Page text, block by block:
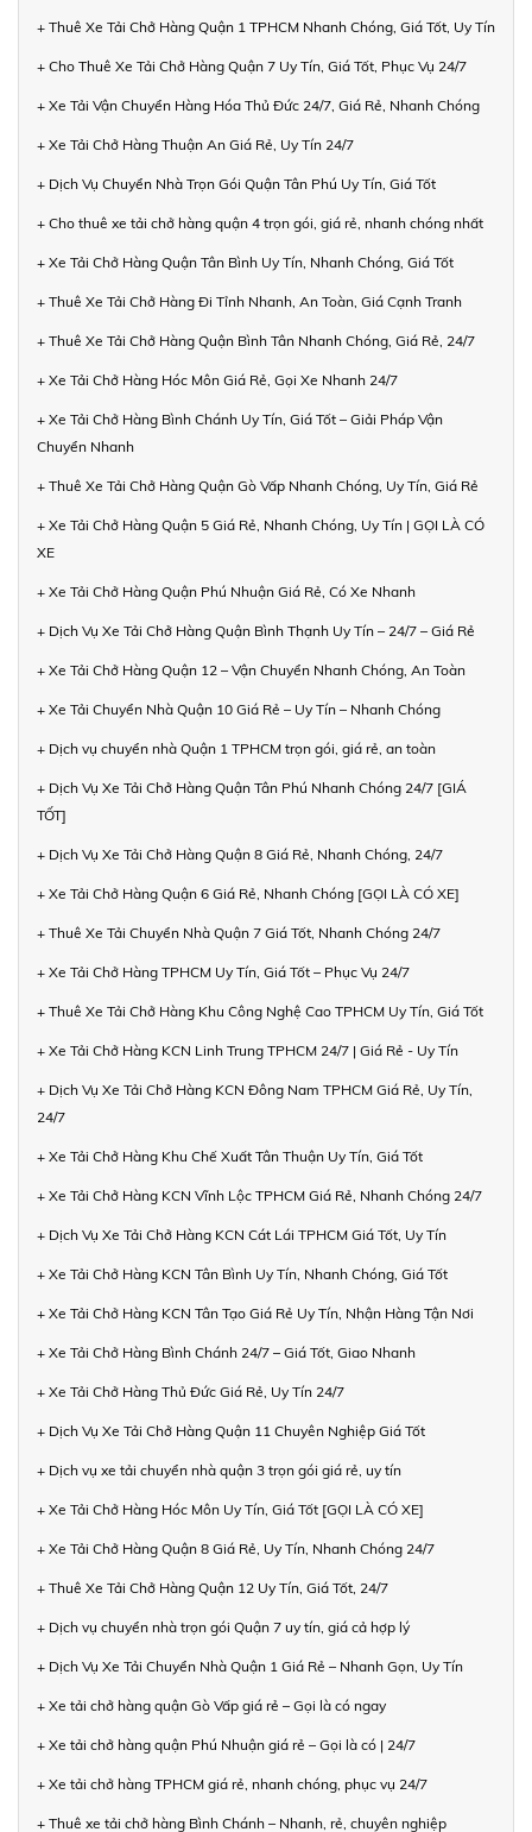
+ Thuê Xe Tải Chở Hàng Quận 1 TPHCM Nhanh Chóng, Giá Tốt, Uy Tín
+ Cho Thuê Xe Tải Chở Hàng Quận 7 Uy Tín, Giá Tốt, Phục Vụ 24/7
+ Xe Tải Vận Chuyển Hàng Hóa Thủ Đức 24/7, Giá Rẻ, Nhanh Chóng
+ Xe Tải Chở Hàng Thuận An Giá Rẻ, Uy Tín 24/7
+ Dịch Vụ Chuyển Nhà Trọn Gói Quận Tân Phú Uy Tín, Giá Tốt
+ Cho thuê xe tải chở hàng quận 4 trọn gói, giá rẻ, nhanh chóng nhất
+ Xe Tải Chở Hàng Quận Tân Bình Uy Tín, Nhanh Chóng, Giá Tốt
+ Thuê Xe Tải Chở Hàng Đi Tỉnh Nhanh, An Toàn, Giá Cạnh Tranh
+ Thuê Xe Tải Chở Hàng Quận Bình Tân Nhanh Chóng, Giá Rẻ, 24/7
+ Xe Tải Chở Hàng Hóc Môn Giá Rẻ, Gọi Xe Nhanh 24/7
+ Xe Tải Chở Hàng Bình Chánh Uy Tín, Giá Tốt – Giải Pháp Vận
Chuyển Nhanh
+ Thuê Xe Tải Chở Hàng Quận Gò Vấp Nhanh Chóng, Uy Tín, Giá Rẻ
+ Xe Tải Chở Hàng Quận 5 Giá Rẻ, Nhanh Chóng, Uy Tín | GỌI LÀ CÓ
XE
+ Xe Tải Chở Hàng Quận Phú Nhuận Giá Rẻ, Có Xe Nhanh
+ Dịch Vụ Xe Tải Chở Hàng Quận Bình Thạnh Uy Tín – 24/7 – Giá Rẻ
+ Xe Tải Chở Hàng Quận 12 – Vận Chuyển Nhanh Chóng, An Toàn
+ Xe Tải Chuyển Nhà Quận 10 Giá Rẻ – Uy Tín – Nhanh Chóng
+ Dịch vụ chuyển nhà Quận 1 TPHCM trọn gói, giá rẻ, an toàn
+ Dịch Vụ Xe Tải Chở Hàng Quận Tân Phú Nhanh Chóng 24/7 [GIÁ
TỐT]
+ Dịch Vụ Xe Tải Chở Hàng Quận 8 Giá Rẻ, Nhanh Chóng, 24/7
+ Xe Tải Chở Hàng Quận 6 Giá Rẻ, Nhanh Chóng [GỌI LÀ CÓ XE]
+ Thuê Xe Tải Chuyển Nhà Quận 7 Giá Tốt, Nhanh Chóng 24/7
+ Xe Tải Chở Hàng TPHCM Uy Tín, Giá Tốt – Phục Vụ 24/7
+ Thuê Xe Tải Chở Hàng Khu Công Nghệ Cao TPHCM Uy Tín, Giá Tốt
+ Xe Tải Chở Hàng KCN Linh Trung TPHCM 24/7 | Giá Rẻ - Uy Tín
+ Dịch Vụ Xe Tải Chở Hàng KCN Đông Nam TPHCM Giá Rẻ, Uy Tín,
24/7
+ Xe Tải Chở Hàng Khu Chế Xuất Tân Thuận Uy Tín, Giá Tốt
+ Xe Tải Chở Hàng KCN Vĩnh Lộc TPHCM Giá Rẻ, Nhanh Chóng 24/7
+ Dịch Vụ Xe Tải Chở Hàng KCN Cát Lái TPHCM Giá Tốt, Uy Tín
+ Xe Tải Chở Hàng KCN Tân Bình Uy Tín, Nhanh Chóng, Giá Tốt
+ Xe Tải Chở Hàng KCN Tân Tạo Giá Rẻ Uy Tín, Nhận Hàng Tận Nơi
+ Xe Tải Chở Hàng Bình Chánh 24/7 – Giá Tốt, Giao Nhanh
+ Xe Tải Chở Hàng Thủ Đức Giá Rẻ, Uy Tín 24/7
+ Dịch Vụ Xe Tải Chở Hàng Quận 11 Chuyên Nghiệp Giá Tốt
+ Dịch vụ xe tải chuyển nhà quận 3 trọn gói giá rẻ, uy tín
+ Xe Tải Chở Hàng Hóc Môn Uy Tín, Giá Tốt [GỌI LÀ CÓ XE]
+ Xe Tải Chở Hàng Quận 8 Giá Rẻ, Uy Tín, Nhanh Chóng 24/7
+ Thuê Xe Tải Chở Hàng Quận 12 Uy Tín, Giá Tốt, 24/7
+ Dịch vụ chuyển nhà trọn gói Quận 7 uy tín, giá cả hợp lý
+ Dịch Vụ Xe Tải Chuyển Nhà Quận 1 Giá Rẻ – Nhanh Gọn, Uy Tín
+ Xe tải chở hàng quận Gò Vấp giá rẻ – Gọi là có ngay
+ Xe tải chở hàng quận Phú Nhuận giá rẻ – Gọi là có | 24/7
+ Xe tải chở hàng TPHCM giá rẻ, nhanh chóng, phục vụ 24/7
+ Thuê xe tải chở hàng Bình Chánh – Nhanh, rẻ, chuyên nghiệp